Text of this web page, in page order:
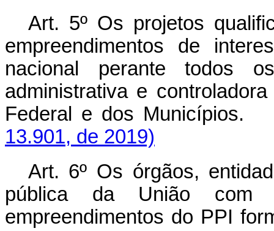
Art. 5º Os projetos
empreendimentos de
nacional perante todos
administrativa e
Federal e dos
13.901, de 2019)
Art. 6º Os órgãos,
pública da União com
empreendimentos do PPI